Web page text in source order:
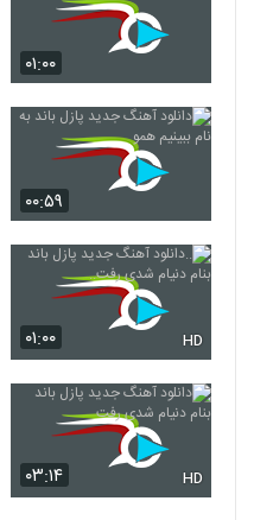
۰۱:۰۰
۰۰:۵۹
۰۱:۰۰ HD
۰۳:۱۴ HD